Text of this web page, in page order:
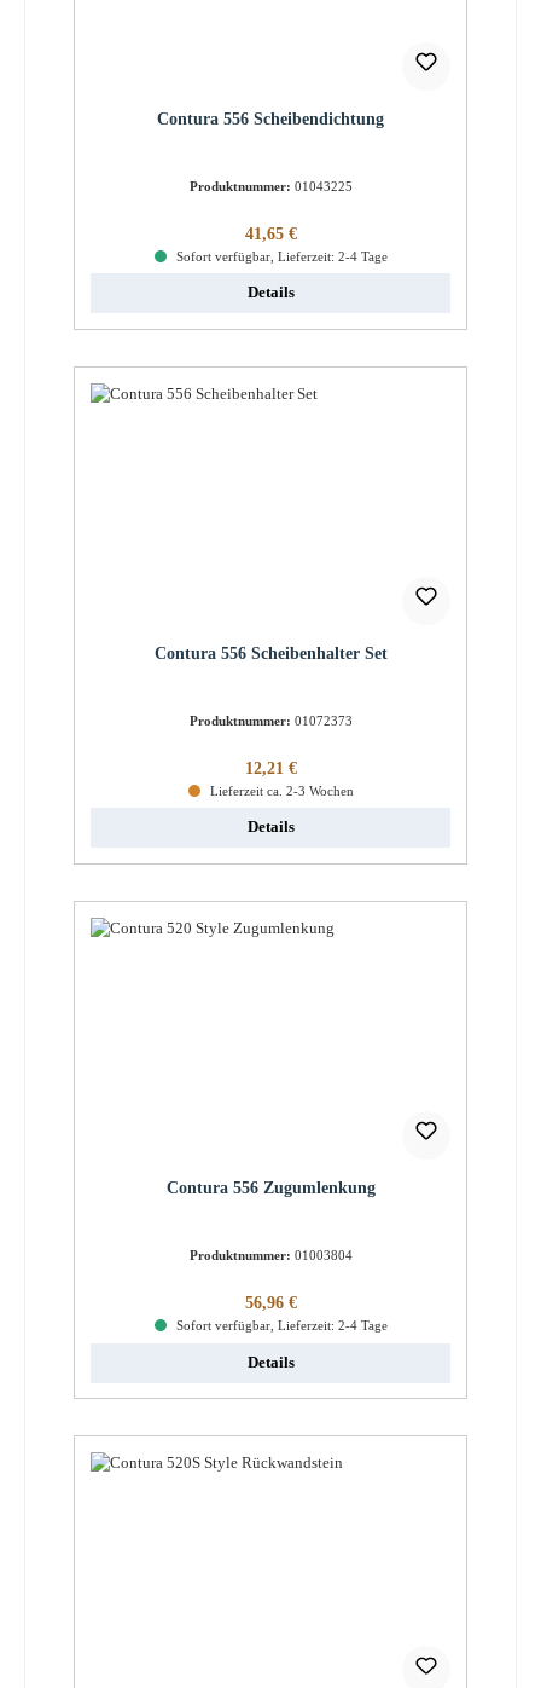
Contura 556 Scheibendichtung
Produktnummer: 01043225
Regulärer Preis:
41,65 €
Sofort verfügbar, Lieferzeit: 2-4 Tage
Details
Contura 556 Scheibenhalter Set
Produktnummer: 01072373
Regulärer Preis:
12,21 €
Lieferzeit ca. 2-3 Wochen
Details
Contura 556 Zugumlenkung
Produktnummer: 01003804
Regulärer Preis:
56,96 €
Sofort verfügbar, Lieferzeit: 2-4 Tage
Details